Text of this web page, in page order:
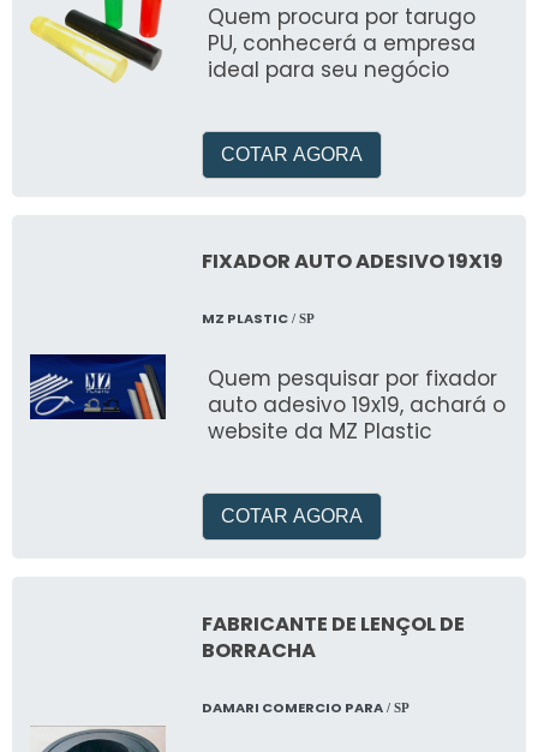
Quem procura por tarugo
PU, conhecerá a empresa
ideal para seu negócio
COTAR AGORA
FIXADOR AUTO ADESIVO 19X19
MZ PLASTIC/ SP
Quem pesquisar por fixador
auto adesivo 19x19, achará o
website da MZ Plastic
COTAR AGORA
FABRICANTE DE LENÇOL DE
BORRACHA
DAMARI COMERCIO PARA/ SP